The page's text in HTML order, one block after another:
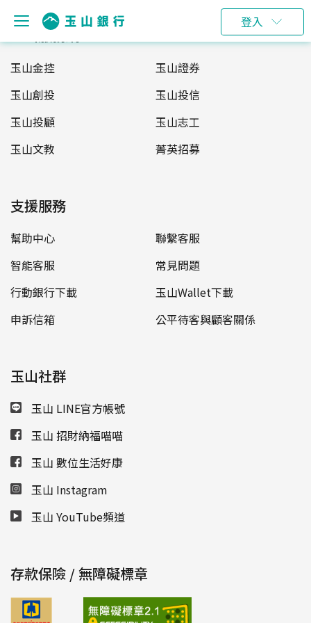
登入
玉山服務網
玉山金控
玉山證券
玉山創投
玉山投信
玉山投顧
玉山志工
玉山文教
菁英招募
支援服務
幫助中心
聯繫客服
智能客服
常見問題
行動銀行下載
玉山Wallet下載
申訴信箱
公平待客與顧客關係
玉山社群
玉山 LINE官方帳號
玉山 招財納福喵喵
玉山 數位生活好康
玉山 Instagram
玉山 YouTube頻道
存款保險 / 無障礙標章